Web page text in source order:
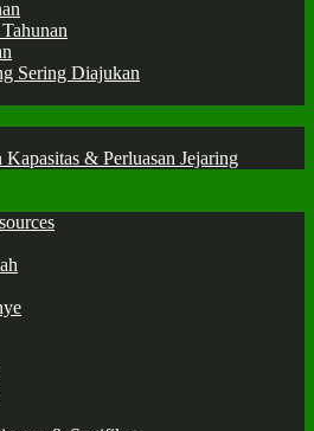
Sering Diajukan
Kapasitas & Perluasan Jejaring